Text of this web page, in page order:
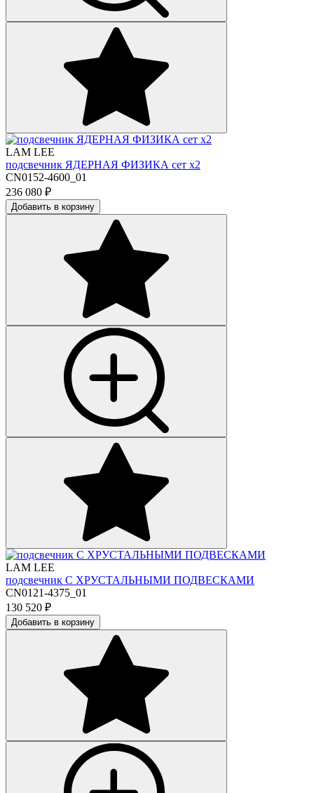
LAM LEE
подсвечник ЯДЕРНАЯ ФИЗИКА сет х2
CN0152-4600_01
236 080 ₽
Добавить в корзину
LAM LEE
подсвечник С ХРУСТАЛЬНЫМИ ПОДВЕСКАМИ
CN0121-4375_01
130 520 ₽
Добавить в корзину